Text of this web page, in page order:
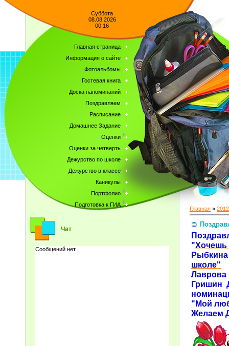
Суббота
08.08.2026
00:16
Главная страница
Информация о сайте
Фотоальбомы
Гостевая книга
Доска напоминаний
Поздравляем
Расписание
Домашнее Задание
Оценки
Оценки за четверть
Дежурство по школе
Дежурство в классе
Каникулы
Портфолио
Подготовка к ГИА
Чат
Главная » 2012
"Хочешь
школе"
Лаврова
Гришин
"Мой
Желаем